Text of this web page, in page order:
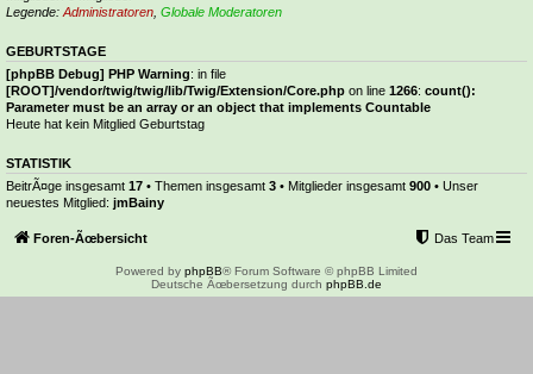
Legende: Administratoren Globale Moderatoren
GEBURTSTAGE
[phpBB Debug] PHP Warning: in file
[ROOT]/vendor/twig/twig/lib/Twig/Extension/Core.php on line 1266: count():
Parameter must be an array or an object that implements Countable
Heute hat kein Mitglied Geburtstag
STATISTIK
BeitrÃ¤ge insgesamt 17 • Themen insgesamt 3 • Mitglieder insgesamt 900 • Unser
neuestes Mitglied: jmBainy
Foren-Ãœbersicht Das Team
Powered by phpBB® Forum Software © phpBB Limited
Deutsche Ãœbersetzung durch phpBB.de